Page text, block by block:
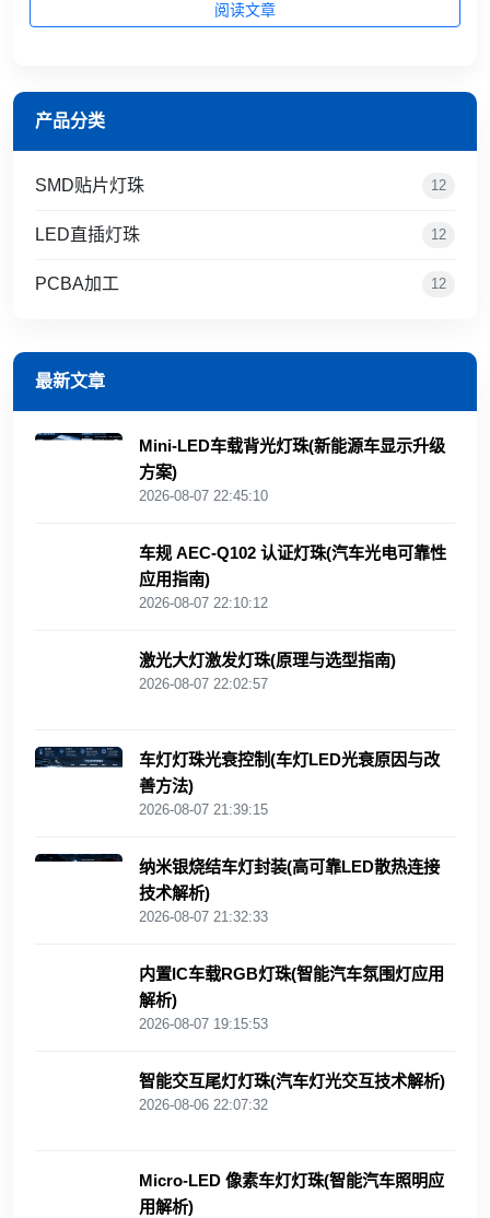
阅读文章
产品分类
SMD贴片灯珠 12
LED直插灯珠 12
PCBA加工 12
最新文章
Mini‑LED车载背光灯珠(新能源车显示升级
方案)
2026-08-07 22:45:10
车规 AEC‑Q102 认证灯珠(汽车光电可靠性
应用指南)
2026-08-07 22:10:12
激光大灯激发灯珠(原理与选型指南)
2026-08-07 22:02:57
车灯灯珠光衰控制(车灯LED光衰原因与改
善方法)
2026-08-07 21:39:15
纳米银烧结车灯封装(高可靠LED散热连接
技术解析)
2026-08-07 21:32:33
内置IC车载RGB灯珠(智能汽车氛围灯应用
解析)
2026-08-07 19:15:53
智能交互尾灯灯珠(汽车灯光交互技术解析)
2026-08-06 22:07:32
Micro-LED 像素车灯灯珠(智能汽车照明应
用解析)